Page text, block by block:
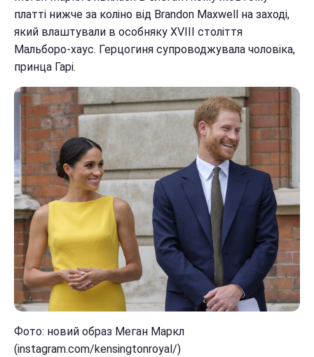
платті нижче за коліно від Brandon Maxwell на заході,
який влаштували в особняку XVIII століття
Мальборо-хаус. Герцогиня супроводжувала чоловіка,
принца Гарі.
Фото: новий образ Меган Маркл
(instagram.com/kensingtonroyal/)